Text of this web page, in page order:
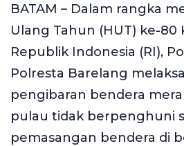
BATAM – Dalam rangka
Ulang Tahun (HUT) ke-80
Republik Indonesia (RI),
Polresta Barelang
pengibaran bendera
pulau tidak berpenghuni
pemasangan bendera di